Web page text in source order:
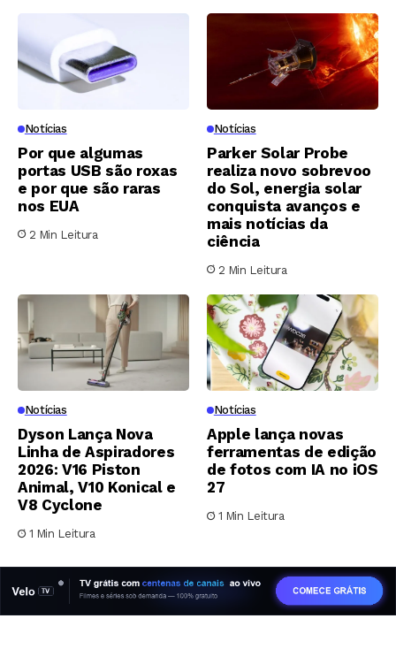
Notícias
Por que algumas
portas USB são roxas
e por que são raras
nos EUA
2 Min Leitura
Notícias
Parker Solar Probe
realiza novo sobrevoo
do Sol, energia solar
conquista avanços e
mais notícias da
ciência
2 Min Leitura
Notícias
Dyson Lança Nova
Linha de Aspiradores
2026: V16 Piston
Animal, V10 Konical e
V8 Cyclone
1 Min Leitura
Notícias
Apple lança novas
ferramentas de edição
de fotos com IA no iOS
27
1 Min Leitura